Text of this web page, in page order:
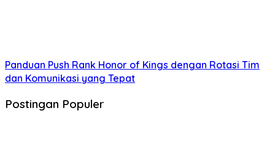
Panduan Push Rank Honor of Kings dengan Rotasi Tim
dan Komunikasi yang Tepat
Postingan Populer